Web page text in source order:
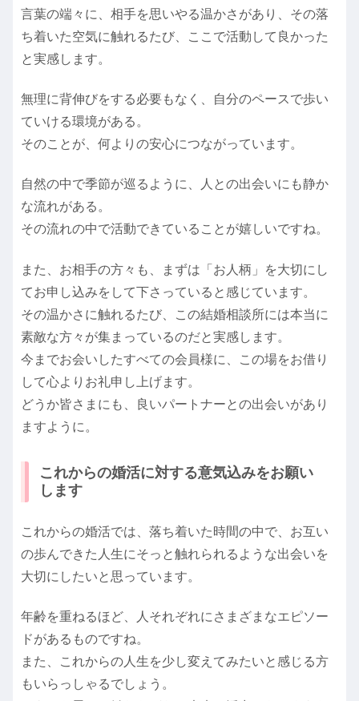
言葉の端々に、相手を思いやる温かさがあり、その落
ち着いた空気に触れるたび、ここで活動して良かった
と実感します。
無理に背伸びをする必要もなく、自分のペースで歩い
ていける環境がある。
そのことが、何よりの安心につながっています。
自然の中で季節が巡るように、人との出会いにも静か
な流れがある。
その流れの中で活動できていることが嬉しいですね。
また、お相手の方々も、まずは「お人柄」を大切にし
てお申し込みをして下さっていると感じています。
その温かさに触れるたび、この結婚相談所には本当に
素敵な方々が集まっているのだと実感します。
今までお会いしたすべての会員様に、この場をお借り
して心よりお礼申し上げます。
どうか皆さまにも、良いパートナーとの出会いがあり
ますように。
これからの婚活に対する意気込みをお願い
します
これからの婚活では、落ち着いた時間の中で、お互い
の歩んできた人生にそっと触れられるような出会いを
大切にしたいと思っています。
年齢を重ねるほど、人それぞれにさまざまなエピソー
ドがあるものですね。
また、これからの人生を少し変えてみたいと感じる方
もいらっしゃるでしょう。